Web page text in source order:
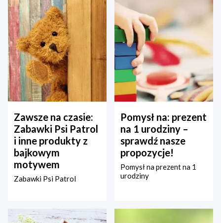
Zawsze na czasie:
Zabawki Psi Patrol
i inne produkty z
bajkowym
motywem
Zabawki Psi Patrol
Pomysł na: prezent
na 1 urodziny –
sprawdź nasze
propozycje!
Pomysł na prezent na 1
urodziny